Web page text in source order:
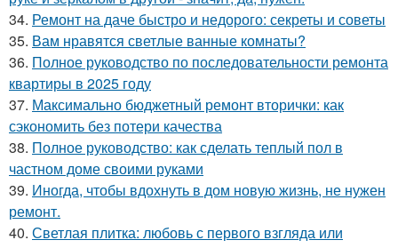
34. Ремонт на даче быстро и недорого: секреты и советы
35. Вам нравятся светлые ванные комнаты?
36. Полное руководство по последовательности ремонта
квартиры в 2025 году
37. Максимально бюджетный ремонт вторички: как
сэкономить без потери качества
38. Полное руководство: как сделать теплый пол в
частном доме своими руками
39. Иногда, чтобы вдохнуть в дом новую жизнь, не нужен
ремонт.
40. Светлая плитка: любовь с первого взгляда или